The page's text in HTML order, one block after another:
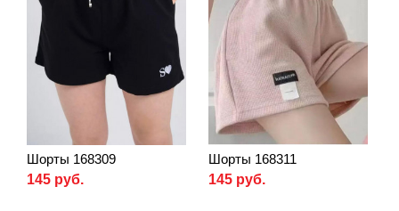
Шорты 168309
145 руб.
Шорты 168311
145 руб.